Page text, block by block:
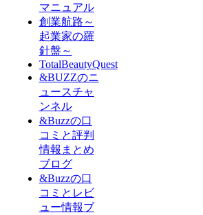
マニュアル
創業航路～
起業家の羅
針盤～
TotalBeautyQuest
&BUZZのニ
ュースチャ
ンネル
&Buzzの口
コミと評判
情報まとめ
ブログ
&Buzzの口
コミとレビ
ュー情報ブ